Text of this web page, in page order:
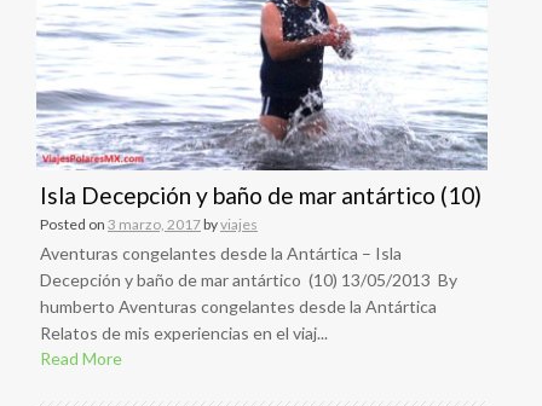
Isla Decepción y baño de mar antártico (10)
Posted on 3 marzo, 2017byviajes
Aventuras congelantes desde la Antártica – Isla
Decepción y baño de mar antártico (10) 13/05/2013 By
humberto Aventuras congelantes desde la Antártica
Relatos de mis experiencias en el viaj...
Read More